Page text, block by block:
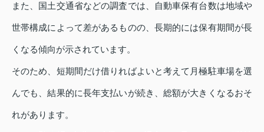
また、国土交通省などの調査では、自動車保有台数は地域や
世帯構成によって差があるものの、長期的には保有期間が長
くなる傾向が示されています。
そのため、短期間だけ借りればよいと考えて月極駐車場を選
んでも、結果的に長年支払いが続き、総額が大きくなるおそ
れがあります。